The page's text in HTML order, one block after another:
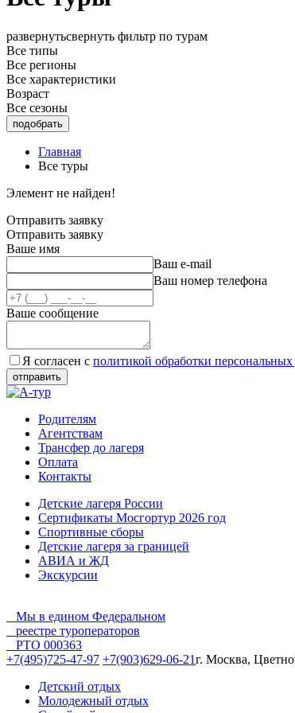
развернутьсвернуть фильтр по турам
Все типы
Все регионы
Все характеристики
Возраст
Все сезоны
Главная
Все туры
Элемент не найден!
Отправить заявку
Отправить заявку
Ваше имя
Ваш e-mail
Ваш номер телефона
Ваше сообщение
Я согласен с политикой обработки
Родителям
Агентствам
Трансфер до лагеря
Оплата
Контакты
Детские лагеря России
Сертификаты Мосгортур 2026 год
Спортивные сборы
Детские лагеря за границей
АВИА и ЖД
Экскурсии
Мы в едином Федеральном
реестре туроператоров
РТО 000363
+7(495)725-47-97 +7(903)629-06-21г. Москва,
Детский отдых
Молодежный отдых